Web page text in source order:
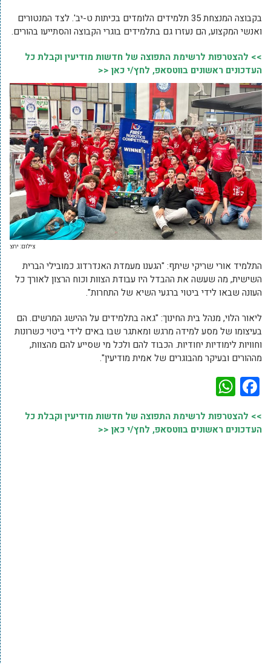
בקבוצה המנצחת 35 תלמידים הלומדים בכיתות ט-יב'. לצד המנטורים
ואנשי המקצוע, הם נעזרו גם בתלמידים בוגרי הקבוצה והסתייעו בהורים.
>> להצטרפות לרשימת התפוצה של חדשות מודיעין וקבלת כל
העדכונים ראשונים בווטסאפ, לחץ/י כאן <<
צילום: יחצ
התלמיד אורי שריקי שיתף: "הגענו מעמדת האנדרדוג כמובילי הברית
השישית, מה שעשה את ההבדל היו עבודת הצוות וכוח הרצון לאורך כל
העונה שבאו לידי ביטוי ברגעי השיא של התחרות".
ליאור הלוי, מנהל בית החינוך: "גאה בתלמידים על ההישג המרשים. הם
בעיצומו של מסע למידה מרגש ומאתגר שבו באים לידי ביטוי כשרונות
וחוויות לימודיות יחודיות. הכבוד להם ולכל מי שסייע להם מהצוות,
מההורים ובעיקר מהבוגרים של אמית מודיעין".
Facebook
>> להצטרפות לרשימת התפוצה של חדשות מודיעין וקבלת כל
העדכונים ראשונים בווטסאפ, לחץ/י כאן <<